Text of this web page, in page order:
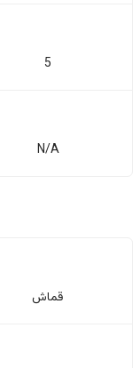
5
N/A
قماش